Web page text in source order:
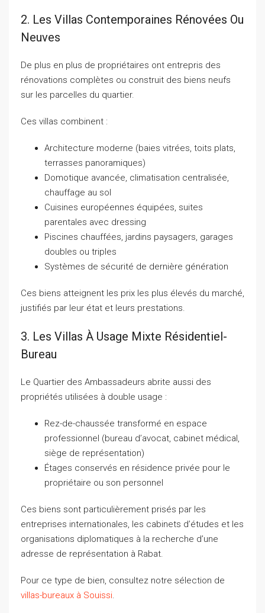
2. Les Villas Contemporaines Rénovées Ou
Neuves
De plus en plus de propriétaires ont entrepris des
rénovations complètes ou construit des biens neufs
sur les parcelles du quartier.
Ces villas combinent :
Architecture moderne (baies vitrées, toits plats,
terrasses panoramiques)
Domotique avancée, climatisation centralisée,
chauffage au sol
Cuisines européennes équipées, suites
parentales avec dressing
Piscines chauffées, jardins paysagers, garages
doubles ou triples
Systèmes de sécurité de dernière génération
Ces biens atteignent les prix les plus élevés du marché,
justifiés par leur état et leurs prestations.
3. Les Villas À Usage Mixte Résidentiel-
Bureau
Le Quartier des Ambassadeurs abrite aussi des
propriétés utilisées à double usage :
Rez-de-chaussée transformé en espace
professionnel (bureau d’avocat, cabinet médical,
siège de représentation)
Étages conservés en résidence privée pour le
propriétaire ou son personnel
Ces biens sont particulièrement prisés par les
entreprises internationales, les cabinets d’études et les
organisations diplomatiques à la recherche d’une
adresse de représentation à Rabat.
Pour ce type de bien, consultez notre sélection de
villas-bureaux à Souissi.